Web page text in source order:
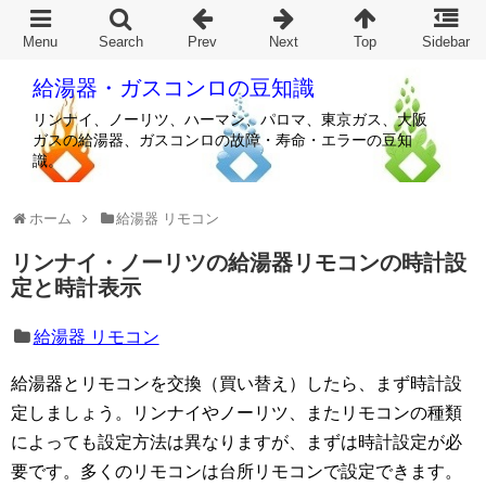
給湯器・ガスコンロの豆知識
リンナイ、ノーリツ、ハーマン、パロマ、東京ガス、大阪
ガスの給湯器、ガスコンロの故障・寿命・エラーの豆知
識。
ホーム 給湯器 リモコン
リンナイ・ノーリツの給湯器リモコンの時計設
定と時計表示
給湯器 リモコン
給湯器とリモコンを交換（買い替え）したら、まず時計設
定しましょう。リンナイやノーリツ、またリモコンの種類
によっても設定方法は異なりますが、まずは時計設定が必
要です。多くのリモコンは台所リモコンで設定できます。